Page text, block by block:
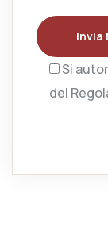
Invia
Si
del